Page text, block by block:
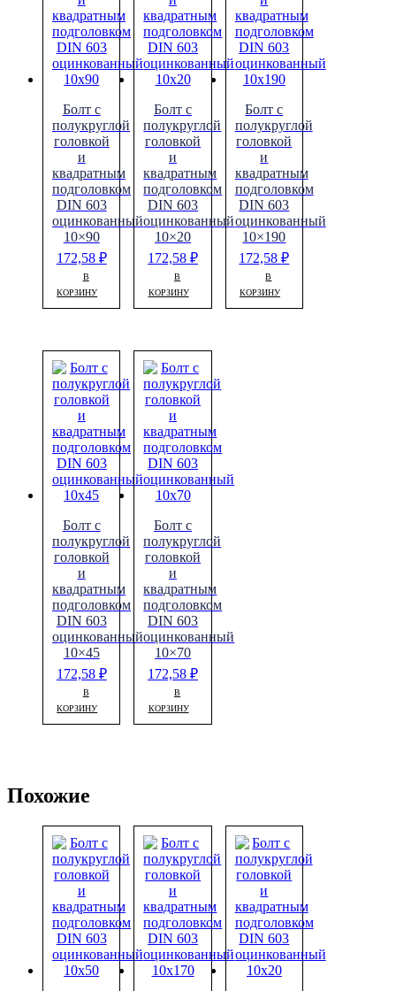
Болт с
полукруглой
головкой
и
квадратным
подголовком
DIN 603
оцинкованный
10×90
172,58 ₽
В
КОРЗИНУ
Болт с
полукруглой
головкой
и
квадратным
подголовком
DIN 603
оцинкованный
10×20
172,58₽
В
КОРЗИНУ
Болт с
полукруглой
головкой
и
квадратным
подголовком
DIN 603
оцинкованный
10×190
172,58₽
В
КОРЗИНУ
Болт с
полукруглой
головкой
и
квадратным
подголовком
DIN 603
оцинкованный
10×45
172,58 ₽
В
КОРЗИНУ
Болт с
полукруглой
головкой
и
квадратным
подголовком
DIN 603
оцинкованный
10×70
172,58₽
В
КОРЗИНУ
Похожие